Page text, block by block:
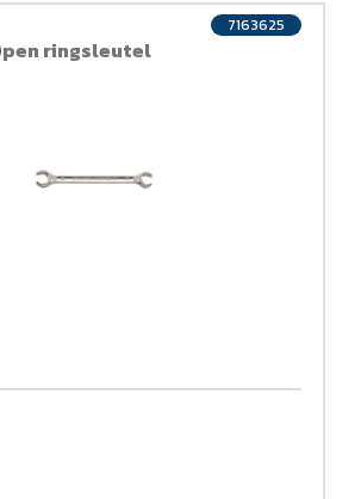
ringsleutel
7163625